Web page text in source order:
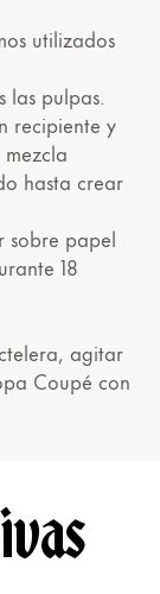
utilizados
pulpas.
recipiente y
hasta crear
sobre papel
18
agitar
Coupé con